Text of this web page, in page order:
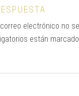
electrónico no
están